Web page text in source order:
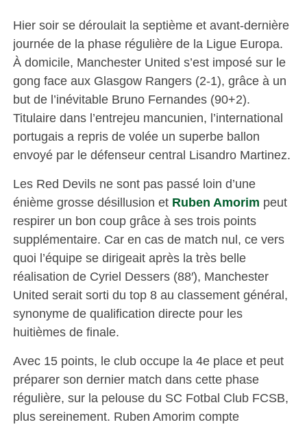
Hier soir se déroulait la septième et avant-dernière
journée de la phase régulière de la Ligue Europa.
À domicile, Manchester United s’est imposé sur le
gong face aux Glasgow Rangers (2-1), grâce à un
but de l’inévitable Bruno Fernandes (90+2).
Titulaire dans l’entrejeu mancunien, l’international
portugais a repris de volée un superbe ballon
envoyé par le défenseur central Lisandro Martinez.
Les Red Devils ne sont pas passé loin d’une
énième grosse désillusion et Ruben Amorim peut
respirer un bon coup grâce à ses trois points
supplémentaire. Car en cas de match nul, ce vers
quoi l’équipe se dirigeait après la très belle
réalisation de Cyriel Dessers (88′), Manchester
United serait sorti du top 8 au classement général,
synonyme de qualification directe pour les
huitièmes de finale.
Avec 15 points, le club occupe la 4e place et peut
préparer son dernier match dans cette phase
régulière, sur la pelouse du SC Fotbal Club FCSB,
plus sereinement. Ruben Amorim compte